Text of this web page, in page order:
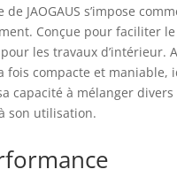
des différentes
Design à double
et fonction de mélange
béton, 1 plaque de
roue éponge, 4 papiers
meulage, 1 paire de
mélange. Application :
JAOGAUS s’impose
Conçue pour faciliter
les travaux d’intérieur.
fois compacte et
capacité à mélanger
son utilisation.